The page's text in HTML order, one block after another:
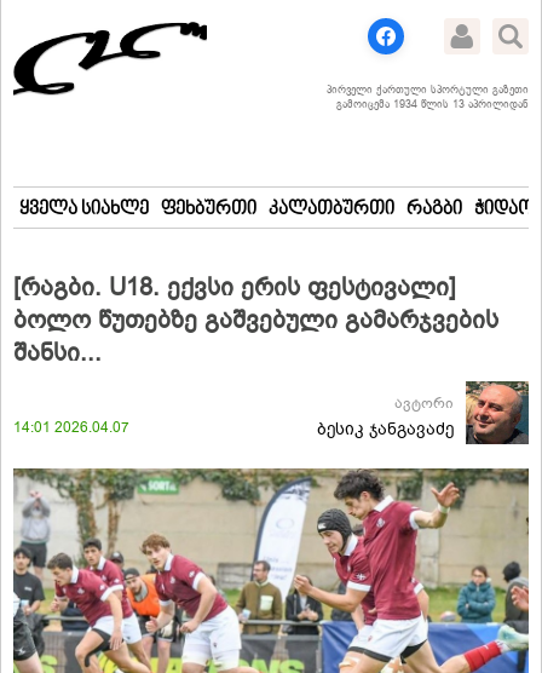
პირველი ქართული სპორტული გაზეთი
გამოიცემა 1934 წლის 13 აპრილიდან
ყველა სიახლე ფეხბურთი კალათბურთი რაგბი
[რაგბი. U18. ექვსი ერის ფესტივალი]
ბოლო წუთებზე გაშვებული გამარჯვების
შანსი...
14:01 2026.04.07
ავტორი
ბესიკ ჯანგავაძე